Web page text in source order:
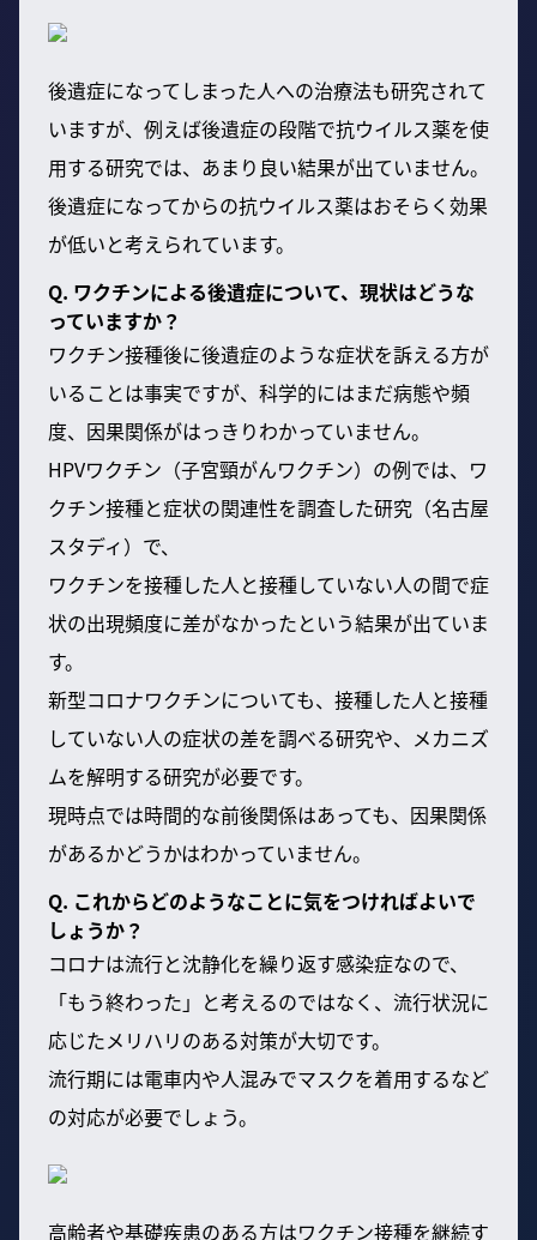
後遺症になってしまった人への治療法も研究されて
いますが、例えば後遺症の段階で抗ウイルス薬を使
用する研究では、あまり良い結果が出ていません。
後遺症になってからの抗ウイルス薬はおそらく効果
が低いと考えられています。
Q. ワクチンによる後遺症について、現状はどうな
っていますか？
ワクチン接種後に後遺症のような症状を訴える方が
いることは事実ですが、科学的にはまだ病態や頻
度、因果関係がはっきりわかっていません。
HPVワクチン（子宮頸がんワクチン）の例では、ワ
クチン接種と症状の関連性を調査した研究（名古屋
スタディ）で、
ワクチンを接種した人と接種していない人の間で症
状の出現頻度に差がなかったという結果が出ていま
す。
新型コロナワクチンについても、接種した人と接種
していない人の症状の差を調べる研究や、メカニズ
ムを解明する研究が必要です。
現時点では時間的な前後関係はあっても、因果関係
があるかどうかはわかっていません。
Q. これからどのようなことに気をつければよいで
しょうか？
コロナは流行と沈静化を繰り返す感染症なので、
「もう終わった」と考えるのではなく、流行状況に
応じたメリハリのある対策が大切です。
流行期には電車内や人混みでマスクを着用するなど
の対応が必要でしょう。
高齢者や基礎疾患のある方はワクチン接種を継続す